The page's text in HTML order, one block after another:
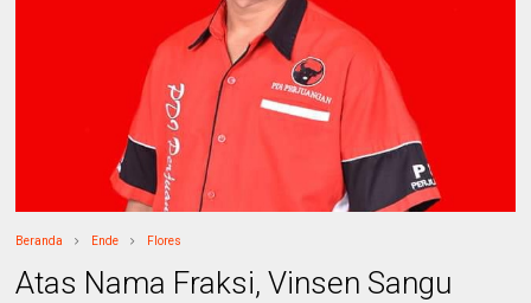
Beranda Ende Flores
Atas Nama Fraksi, Vinsen Sangu